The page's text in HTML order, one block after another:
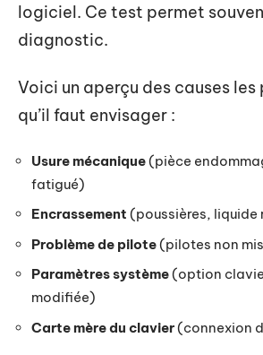
logiciel. Ce test permet
diagnostic.
Voici un aperçu des causes
qu’il faut envisager :
Usure mécanique(pièce
fatigué)
Encrassement (poussières, liquide
Problème de pilote(pilotes non
Paramètres système(option
modifiée)
Carte mère du clavier(connexion